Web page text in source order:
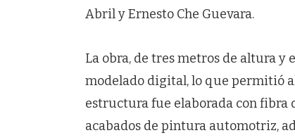
Abril y Ernesto Che Guevara.
La obra, de tres metros de altura
modelado digital, lo que permitió
estructura fue elaborada con
acabados de pintura automotriz,